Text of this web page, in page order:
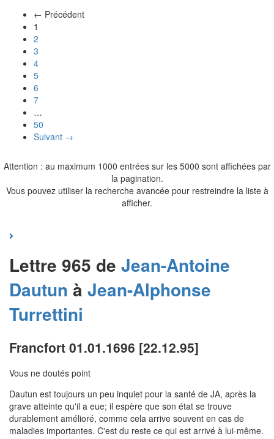
← Précédent
1
2
3
4
5
6
7
…
50
Suivant →
Attention : au maximum 1000 entrées sur les 5000 sont affichées par
la pagination.
Vous pouvez utiliser la recherche avancée pour restreindre la liste à
afficher.
Lettre 965 de Jean-Antoine
Dautun à Jean-Alphonse
Turrettini
Francfort 01.01.1696 [22.12.95]
Vous ne doutés point
Dautun est toujours un peu inquiet pour la santé de JA, après la
grave atteinte qu'il a eue; il espère que son état se trouve
durablement amélioré, comme cela arrive souvent en cas de
maladies importantes. C'est du reste ce qui est arrivé à lui-même.